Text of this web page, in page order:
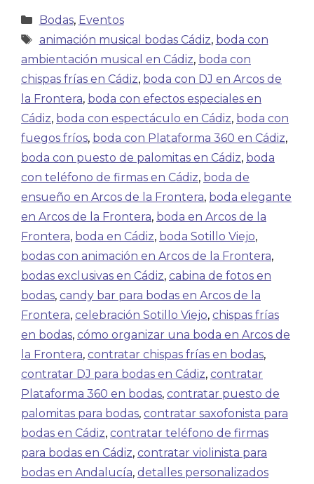
Bodas, Eventos
animación musical bodas Cádiz, boda con
ambientación musical en Cádiz, boda con
chispas frías en Cádiz, boda con DJ en Arcos de
la Frontera, boda con efectos especiales en
Cádiz, boda con espectáculo en Cádiz, boda con
fuegos fríos, boda con Plataforma 360 en Cádiz,
boda con puesto de palomitas en Cádiz, boda
con teléfono de firmas en Cádiz, boda de
ensueño en Arcos de la Frontera, boda elegante
en Arcos de la Frontera, boda en Arcos de la
Frontera, boda en Cádiz, boda Sotillo Viejo,
bodas con animación en Arcos de la Frontera,
bodas exclusivas en Cádiz, cabina de fotos en
bodas, candy bar para bodas en Arcos de la
Frontera, celebración Sotillo Viejo, chispas frías
en bodas, cómo organizar una boda en Arcos de
la Frontera, contratar chispas frías en bodas,
contratar DJ para bodas en Cádiz, contratar
Plataforma 360 en bodas, contratar puesto de
palomitas para bodas, contratar saxofonista para
bodas en Cádiz, contratar teléfono de firmas
para bodas en Cádiz, contratar violinista para
bodas en Andalucía, detalles personalizados